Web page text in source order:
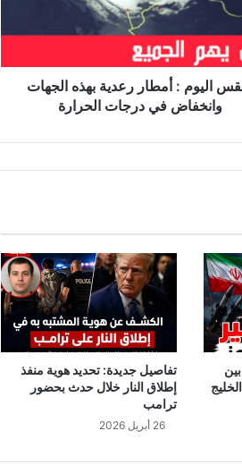
اليوم : أمطار رعدية بهذه الجهات
وانخفاض في درجات الحرارة
تفاصيل جديدة: تحديد هوية منفذ
إطلاق النار خلال حدث بحضور
ترامب
26 أبريل 2026